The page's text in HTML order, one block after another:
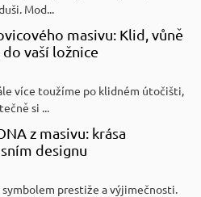
Mod...
masivu: Klid, vůně
vaší ložnice
více toužíme po klidném útočišti,
si ...
z masivu: krása
designu
symbolem prestiže a výjimečnosti.